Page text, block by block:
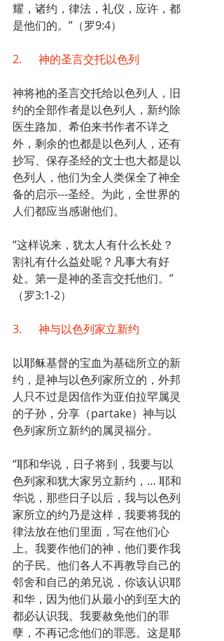
耀，诸约，律法，礼仪，应许，都
是他们的。”（罗9:4）
2.      神的圣言交托以色列
神将祂的圣言交托给以色列人，旧
约的全部作者是以色列人，新约除
医生路加、希伯来书作者不详之
外，剩余的也都是以色列人，还有
抄写、保存圣经的文士也大都是以
色列人，他们为全人类保全了神全
备的启示---圣经。为此，全世界的
人们都应当感谢他们。
“这样说来，犹太人有什么长处？
割礼有什么益处呢？凡事大有好
处。第一是神的圣言交托他们。”
（罗3:1-2）
3.      神与以色列家立新约
以耶稣基督的宝血为基础所立的新
约，是神与以色列家所立的，外邦
人只不过是因信作为亚伯拉罕属灵
的子孙，分享（partake）神与以
色列家所立新约的属灵福分。
“耶和华说，日子将到，我要与以
色列家和犹大家另立新约，… 耶和
华说，那些日子以后，我与以色列
家所立的约乃是这样，我要将我的
律法放在他们里面，写在他们心
上。我要作他们的神，他们要作我
的子民。他们各人不再教导自己的
邻舍和自己的弟兄说，你该认识耶
和华，因为他们从最小的到至大的
都必认识我。我要赦免他们的罪
孽，不再记念他们的罪恶。这是耶